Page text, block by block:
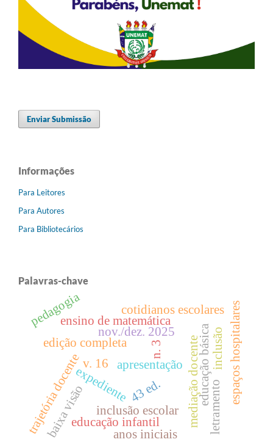
Enviar Submissão
Informações
Para Leitores
Para Autores
Para Bibliotecários
Palavras-chave
edição completa
v. 16
n. 3
nov./dez. 2025
43 ed.
expedienteapresentação
ensino de matemática
cotidianos escolares
trajetória docente mediação docente
inclusão escolar
baixa visão
educação básica
educação infantil
inclusão
letramento
anos iniciais
espaços hospitalares
pedagogia